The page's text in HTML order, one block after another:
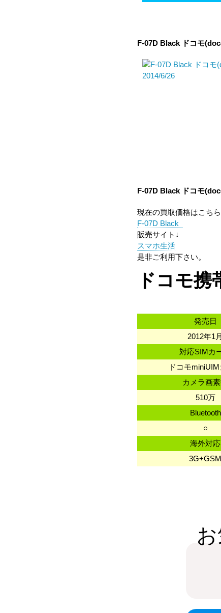
F-07D Black ドコモ
F-07D Black ドコモ
現在の買取価格はこちら
F-07D Black
販売サイト↓
スマホ生活
是非ご利用下さい。
ドコモ
発売日
2012年1月
対応SIMカ
ドコモ
カメラ画
510万
Bluetooth
○
海外対応
3G+GSM